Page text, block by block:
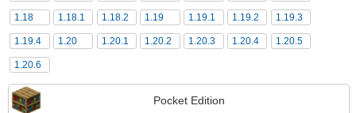
1.18 1.18.1 1.18.2 1.19 1.19.1 1.19.2 1.19.3
1.19.4 1.20 1.20.1 1.20.2 1.20.3 1.20.4 1.20.5
1.20.6
Pocket Edition